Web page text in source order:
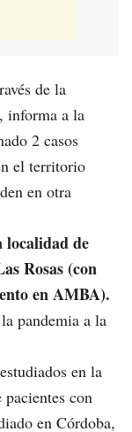
de la
informa a la
2 casos
el territorio
en otra
localidad de
Rosas (con
en AMBA).
pandemia a la
en la
con
en Córdoba,